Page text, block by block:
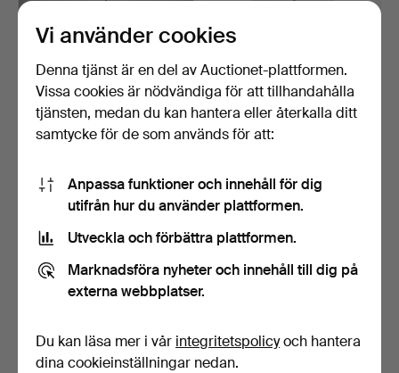
GOLVLAMPA, metall,
modell 1831, ASEA-Skani…
GOLVLAMPA, mässing,
1900-talets andra hälf…
5 dagar
Vi använder cookies
Denna tjänst är en del av Auctionet-plattformen.
Vissa cookies är nödvändiga för att tillhandahålla
tjänsten, medan du kan hantera eller återkalla ditt
samtycke för de som används för att:
Anpassa funktioner och innehåll för dig
utifrån hur du använder plattformen.
Utveckla och förbättra plattformen.
Marknadsföra nyheter och innehåll till dig på
externa webbplatser.
Du kan läsa mer i vår integritetspolicyoch hantera
dina cookieinställningar nedan.